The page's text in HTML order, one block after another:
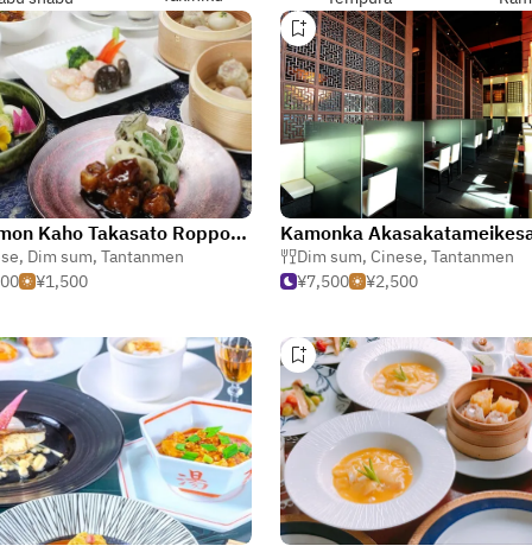
Kamimon Kaho Takasato Roppongi store
, Dim sum, Tantanmen
¥1,500
Kamonka
Dim sum, Cinese, Tantanmen
¥7,500
¥2,500